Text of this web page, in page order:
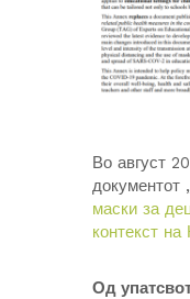
Во август
документот
маски за
контекст
Од